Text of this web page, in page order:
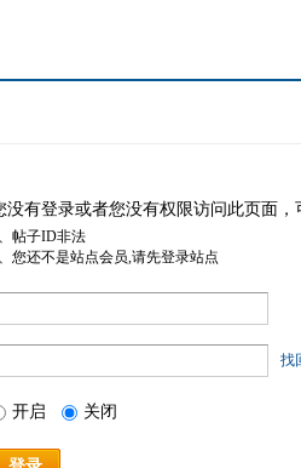
没有登录或者您没有权限访问此页面
帖子ID非法
您还不是站点会员,请先登录站点
找
开启 关闭